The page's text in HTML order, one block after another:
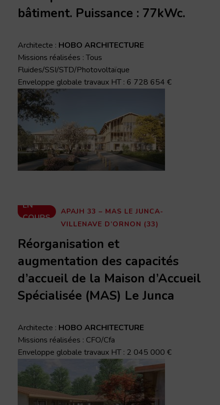
bâtiment. Puissance : 77kWc.
Architecte : HOBO ARCHITECTURE
Missions réalisées : Tous
Fluides/SSI/STD/Photovoltaïque
Enveloppe globale travaux HT : 6 728 654 €
EN
COURS
APAJH 33 – MAS LE JUNCA-
VILLENAVE D’ORNON (33)
Réorganisation et
augmentation des capacités
d’accueil de la Maison d’Accueil
Spécialisée (MAS) Le Junca
Architecte : HOBO ARCHITECTURE
Missions réalisées : CFO/Cfa
Enveloppe globale travaux HT : 2 045 000 €